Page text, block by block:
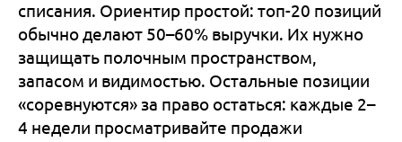
списания. Ориентир простой: топ-20 позиций
обычно делают 50–60% выручки. Их нужно
защищать полочным пространством,
запасом и видимостью. Остальные позиции
«соревнуются» за право остаться: каждые 2–
4 недели просматривайте продажи